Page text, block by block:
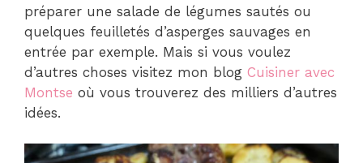
préparer une salade de légumes sautés ou
quelques feuilletés d’asperges sauvages en
entrée par exemple. Mais si vous voulez
d’autres choses visitez mon blog Cuisiner avec
Montse où vous trouverez des milliers d’autres
idées.